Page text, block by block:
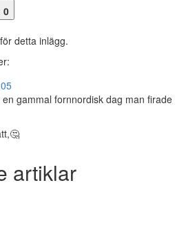
0
detta inlägg.
gammal fornnordisk dag man firade
artiklar